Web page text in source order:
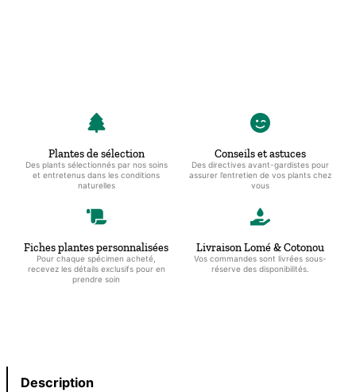
Plantes de sélection
Des plants sélectionnés par nos soins
et entretenus dans les conditions
naturelles
Conseils et astuces
Des directives avant-gardistes pour
assurer l’entretien de vos plants chez
vous
Fiches plantes personnalisées
Pour chaque spécimen acheté,
recevez les détails exclusifs pour en
prendre soin
Livraison Lomé & Cotonou
Vos commandes sont livrées sous-
réserve des disponibilités.
Description